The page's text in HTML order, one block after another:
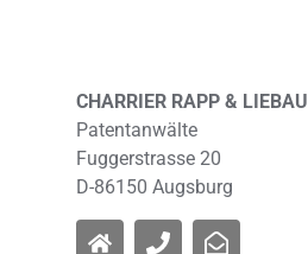
CHARRIER RAPP & LIEBAU
Patentanwälte
Fuggerstrasse 20
D-86150 Augsburg